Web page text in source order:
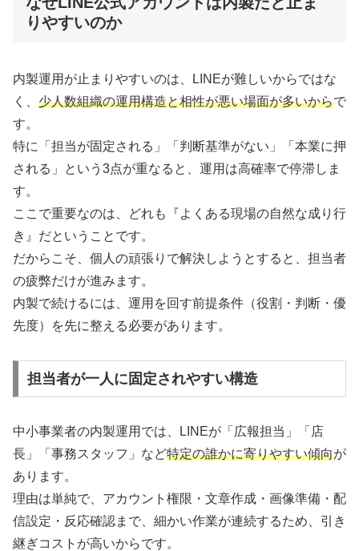
りやすいのか
内製運用が止まりやすいのは、LINEが難しいからではな
く、 少人数組織の運用構造と相性が悪い場面が多いからで
す。
特に「担当が固定される」「判断基準がない」「本業に押
される」という3点が重なると、運用は高確率で停滞しま
す。
ここで重要なのは、どれも『よくある現場の自然な成り行
き』だということです。
だからこそ、個人の頑張りで解決しようとすると、担当者
の疲弊だけが進みます。
内製で続けるには、運用を回す前提条件（役割・判断・優
先度）を先に整える必要があります。
担当者が一人に固定されやすい構造
中小事業者の内製運用では、LINEが「広報担当」「店
長」「事務スタッフ」など特定の誰かに寄りやすい傾向が
あります。
理由は単純で、アカウント権限・文章作成・画像準備・配
信設定・反応確認まで、細かい作業が連続するため、引き
継ぎコストが高いからです。